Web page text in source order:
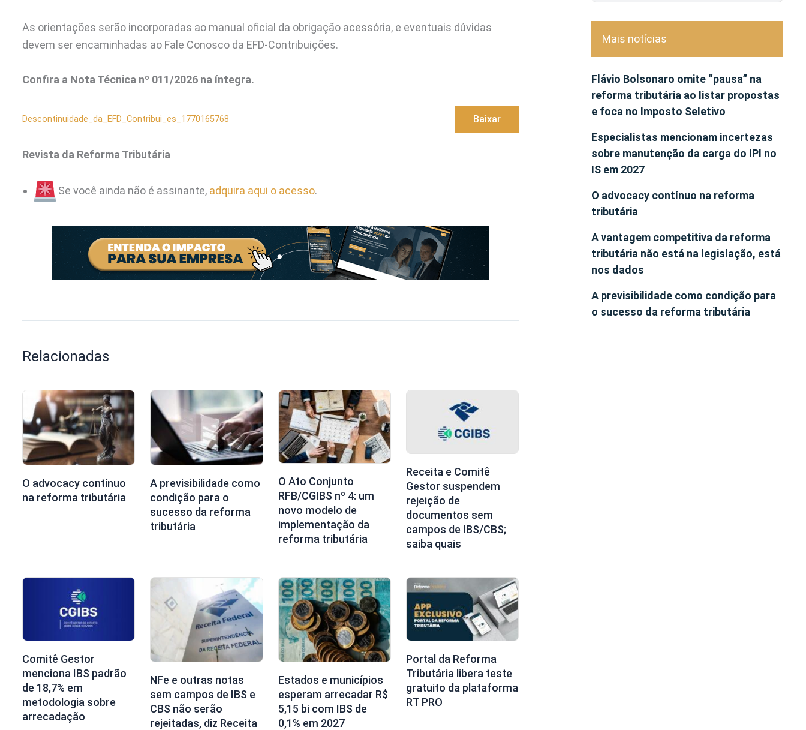
As orientações serão incorporadas ao manual oficial da obrigação acessória, e eventuais dúvidas
devem ser encaminhadas ao Fale Conosco da EFD-Contribuições.
Confira a Nota Técnica nº 011/2026 na íntegra.
Descontinuidade_da_EFD_Contribui_es_1770165768 Baixar
Revista da Reforma Tributária
Se você ainda não é assinante, adquira aqui o acesso.
Relacionadas
O advocacy contínuo
na reforma tributária
A previsibilidade como
condição para o
sucesso da reforma
tributária
O Ato Conjunto
RFB/CGIBS nº 4: um
novo modelo de
implementação da
reforma tributária
Receita e Comitê
Gestor suspendem
rejeição de
documentos sem
campos de IBS/CBS;
saiba quais
Comitê Gestor
menciona IBS padrão
de 18,7% em
metodologia sobre
arrecadação
NFe e outras notas
sem campos de IBS e
CBS não serão
rejeitadas, diz Receita
Estados e municípios
esperam arrecadar R$
5,15 bi com IBS de
0,1% em 2027
Portal da Reforma
Tributária libera teste
gratuito da plataforma
RT PRO
Mais notícias
Flávio Bolsonaro omite “pausa” na
reforma tributária ao listar propostas
e foca no Imposto Seletivo
Especialistas mencionam incertezas
sobre manutenção da carga do IPI no
IS em 2027
O advocacy contínuo na reforma
tributária
A vantagem competitiva da reforma
tributária não está na legislação, está
nos dados
A previsibilidade como condição para
o sucesso da reforma tributária